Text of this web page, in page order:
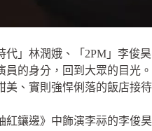
代」林潤娥、「2PM」李俊
員的身分，回到大眾的目光
美、實則強悍俐落的飯店接
紅鑲邊》中飾演李祘的李俊